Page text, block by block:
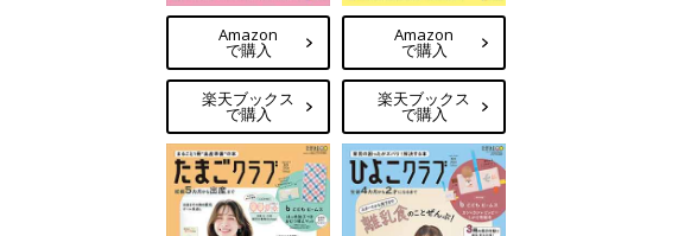
Amazon
で購入
楽天ブックス
で購入
Amazon
で購入
楽天ブックス
で購入